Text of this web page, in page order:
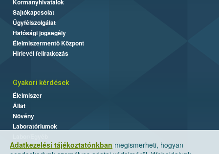
Adatkezelési tájékoztatónkban megismerheti, hogyan
Kormányhivatalok
Sajtókapcsolat
Ügyfélszolgálat
Hatósági jogsegély
Élelmiszermentő Központ
Hírlevél feliratkozás
Gyakori kérdések
Élelmiszer
Állat
Növény
Laboratóriumok